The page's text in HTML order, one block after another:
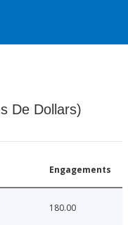
De Dollars)
Engagements
180.00